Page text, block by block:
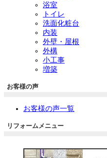
浴室
トイレ
洗面化粧台
内装
外壁・屋根
外構
小工事
増築
お客様の声
お客様の声一覧
リフォームメニュー